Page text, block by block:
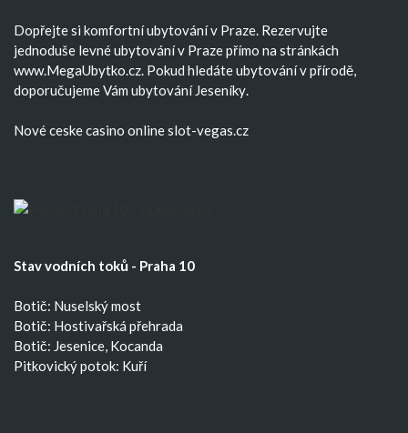
Dopřejte si komfortníubytování v Praze. Rezervujte
jednoduše levné ubytování v Prazepřímo na stránkách
www.MegaUbytko.cz. Pokud hledáte ubytování v přírodě,
doporučujeme Vám ubytování Jeseníky.
Nové ceske casino online slot-vegas.cz
Stav vodních toků - Praha 10
Botič: Nuselský most
Botič: Hostivařská přehrada
Botič: Jesenice, Kocanda
Pitkovický potok: Kuří